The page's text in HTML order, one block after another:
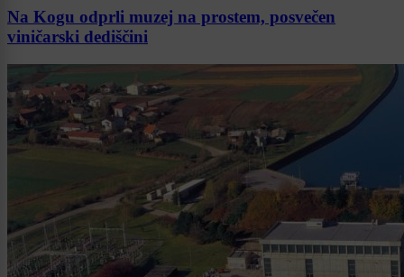
Na Kogu odprli muzej na prostem, posvečen
viničarski dediščini